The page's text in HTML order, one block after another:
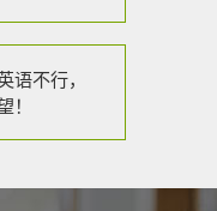
语不行，
！